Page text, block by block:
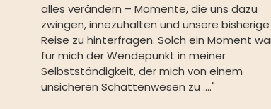
alles verändern – Momente, die uns dazu
zwingen, innezuhalten und unsere
Reise zu hinterfragen. Solch ein Moment
für mich der Wendepunkt in meiner
Selbstständigkeit, der mich von einem
unsicheren Schattenwesen zu ...."⁠ ⁠